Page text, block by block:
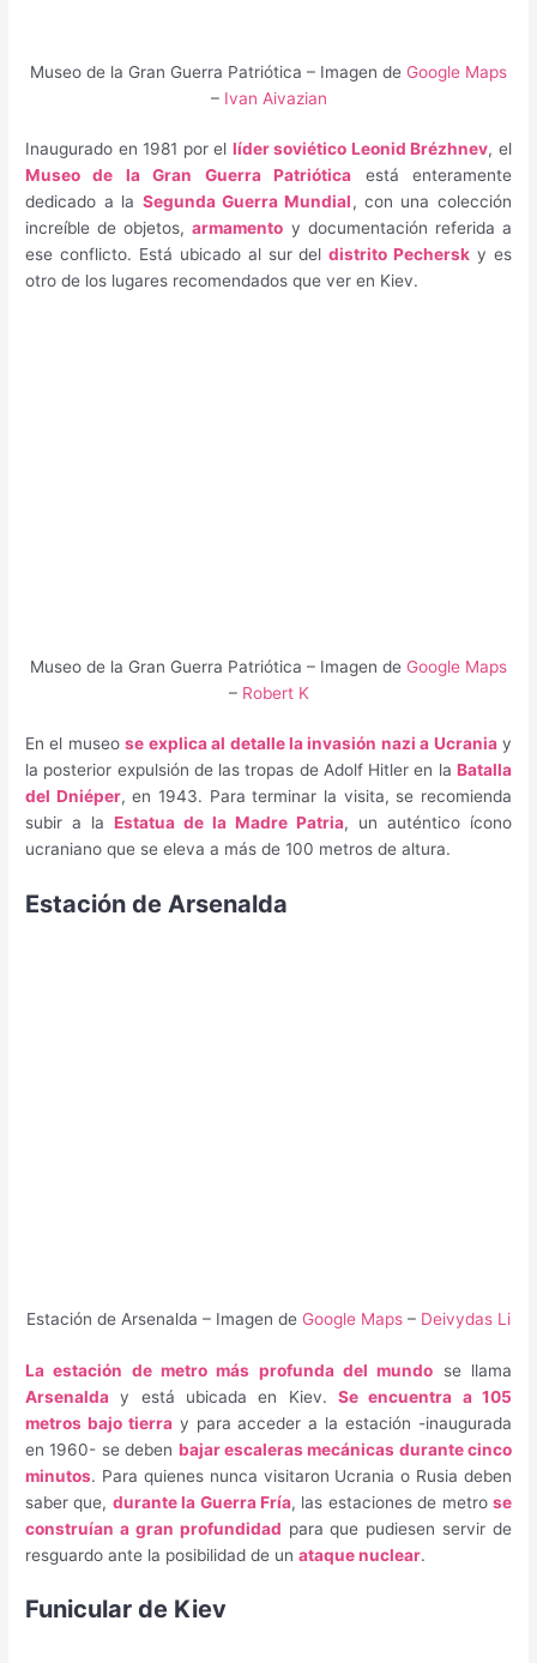
Museo de la Gran Guerra Patriótica – Imagen de Google Maps
– Ivan Aivazian
Inaugurado en 1981 por el líder soviético Leonid Brézhnev, el
Museo de la Gran Guerra Patriótica está enteramente
dedicado a la Segunda Guerra Mundial, con una colección
increíble de objetos,armamento y documentación referida a
ese conflicto. Está ubicado al sur deldistrito Pechersk y es
otro de los lugares recomendados que ver en Kiev.
Museo de la Gran Guerra Patriótica – Imagen de Google Maps
– Robert K
En el museose explica al detalle la invasión nazi a Ucraniay
la posterior expulsión de las tropas de Adolf Hitler en la Batalla
del Dniéper, en 1943. Para terminar la visita, se recomienda
subir a laEstatua de la Madre Patria, un auténtico ícono
ucraniano que se eleva a más de 100 metros de altura.
Estación de Arsenalda
Estación de Arsenalda – Imagen de Google Maps – Deivydas Li
La estación de metro más profunda del mundo se llama
Arsenalda y está ubicada en Kiev. Se encuentra a 105
metros bajo tierray para acceder a la estación -inaugurada
en 1960- se deben bajar escaleras mecánicas durante cinco
minutos. Para quienes nunca visitaron Ucrania o Rusia deben
saber que, durante la Guerra Fría, las estaciones de metro se
construían a gran profundidad para que pudiesen servir de
resguardo ante la posibilidad de unataque nuclear.
Funicular de Kiev